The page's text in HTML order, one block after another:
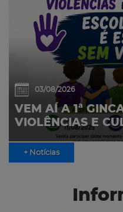
03/08/2026
VEM AÍ A 1ª
VIOLÊNCIAS E
+ Notícias